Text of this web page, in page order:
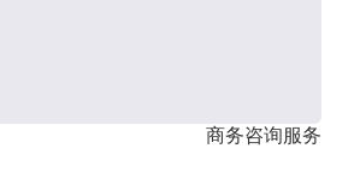
商务咨询服务